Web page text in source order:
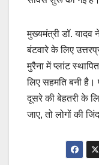
मुख्यमंत्री डॉ.
बंटवारे के लिए
मुरैना में प्लांट
लिए सहमति बनी है।
दूसरे की बेहतरी के
जाए, तो लोगों की